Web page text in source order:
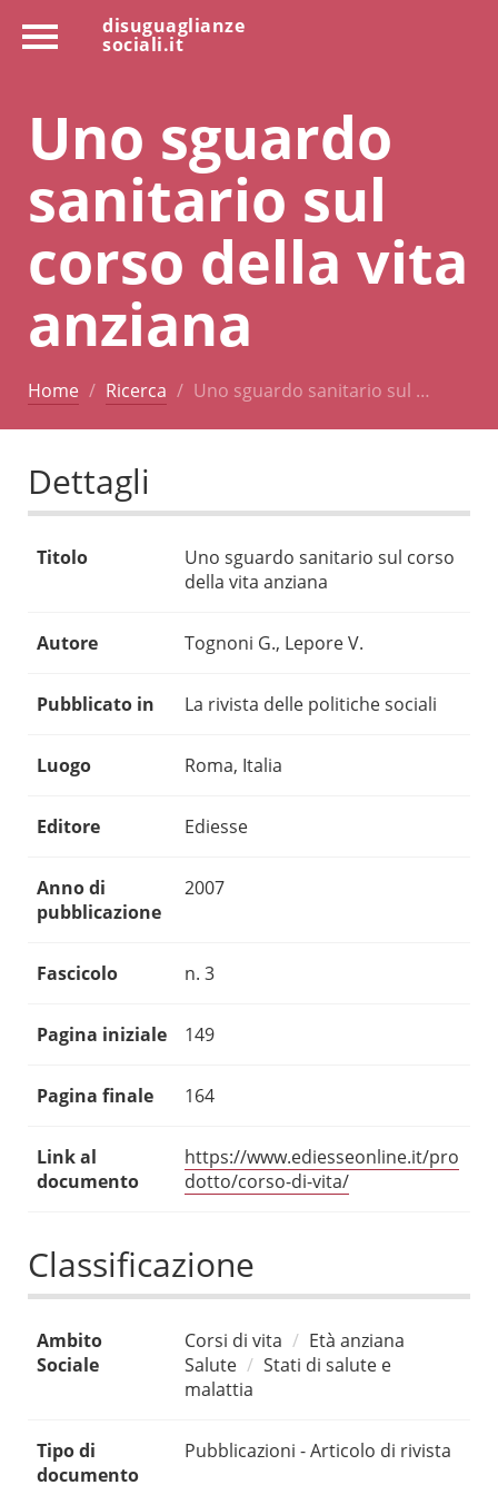
disuguaglianze
sociali.it
Uno sguardo
sanitario sul
corso della vita
anziana
Home Ricerca Uno sguardo sanitario sul …
Dettagli
Titolo
Uno sguardo sanitario sul corso
della vita anziana
Autore Tognoni G., Lepore V.
Pubblicato in La rivista delle politiche sociali
Luogo Roma, Italia
Editore Ediesse
Anno di
pubblicazione
2007
Fascicolo n. 3
Pagina iniziale 149
Pagina finale 164
Link al
documento
https://www.ediesseonline.it/pro
dotto/corso-di-vita/
Classificazione
Ambito
Sociale
Corsi di vita
Età anziana
Salute
Stati di salute e
malattia
Tipo di
documento
Pubblicazioni - Articolo di rivista